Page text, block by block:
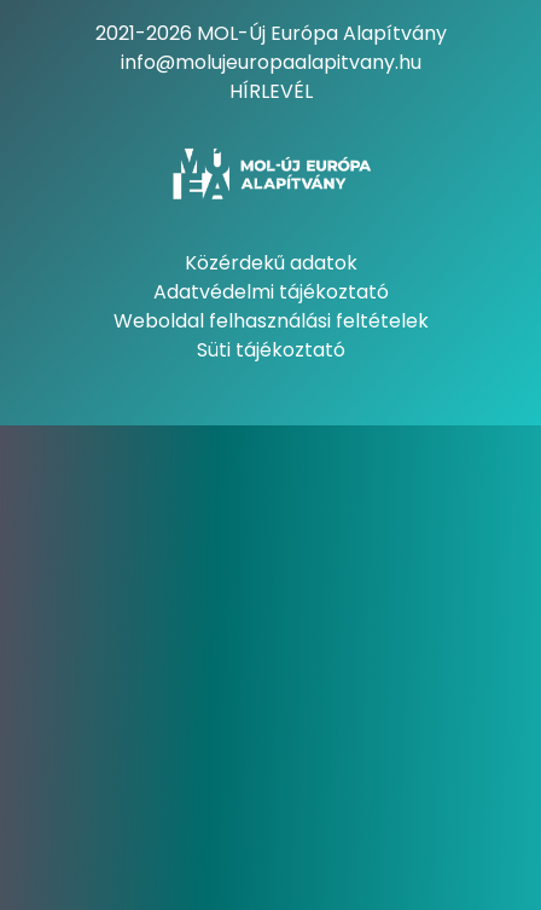
2021-2026 MOL-Új Európa Alapítvány
info@molujeuropaalapitvany.hu
HÍRLEVÉL
Közérdekű adatok
Adatvédelmi tájékoztató
Weboldal felhasználási feltételek
Süti tájékoztató